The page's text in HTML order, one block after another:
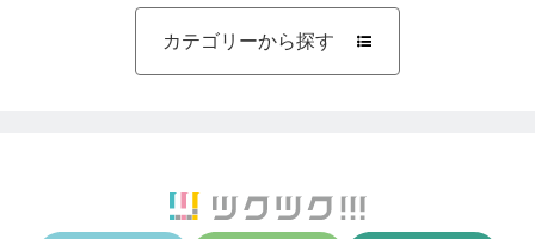
https://home.tsuku2.jp/mypage/msgReceiveBoxDe
tail.php?targetUsr=0000215246
カテゴリーから探す 